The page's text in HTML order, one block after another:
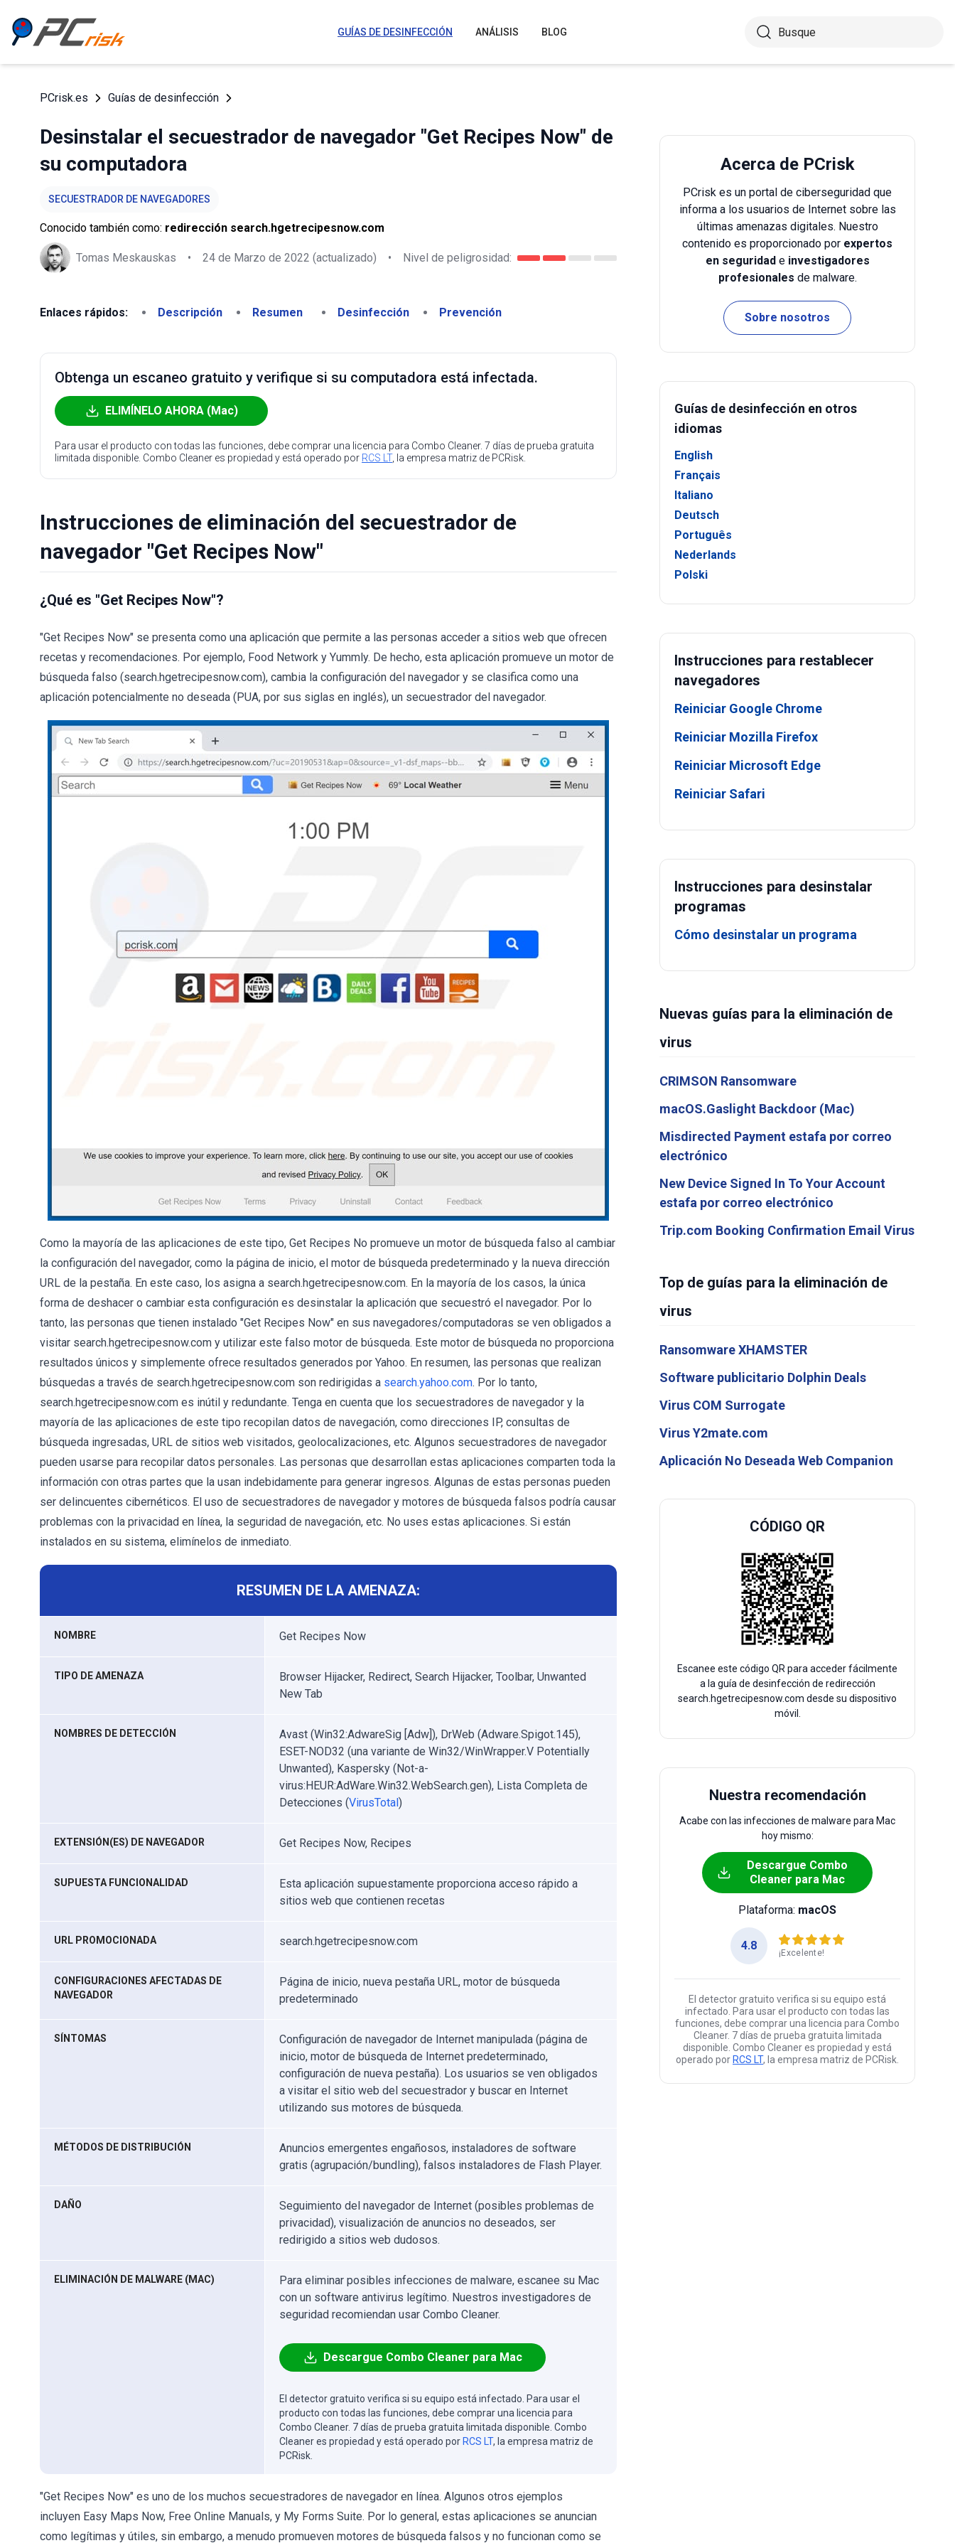
GUÍAS DE DESINFECCIÓN ANÁLISIS BLOG
PCrisk.es Guías de desinfección
Desinstalar el secuestrador de navegador "Get Recipes Now" de
su computadora
SECUESTRADOR DE NAVEGADORES
Conocido también como: redirección search.hgetrecipesnow.com
Tomas Meskauskas • 24 de Marzo de 2022 (actualizado) • Nivel de peligrosidad:
Enlaces rápidos: Descripción Resumen Desinfección Prevención
Obtenga un escaneo gratuito y verifique si su computadora está infectada.
ELIMÍNELO AHORA (Mac)
Para usar el producto con todas las funciones, debe comprar una licencia para Combo Cleaner. 7 días de prueba gratuita
limitada disponible. Combo Cleaner es propiedad y está operado por RCS LT, la empresa matriz de PCRisk.
Instrucciones de eliminación del secuestrador de
navegador "Get Recipes Now"
¿Qué es "Get Recipes Now"?
"Get Recipes Now" se presenta como una aplicación que permite a las personas acceder a sitios web que ofrecen
recetas y recomendaciones. Por ejemplo, Food Network y Yummly. De hecho, esta aplicación promueve un motor de
búsqueda falso (search.hgetrecipesnow.com), cambia la configuración del navegador y se clasifica como una
aplicación potencialmente no deseada (PUA, por sus siglas en inglés), un secuestrador del navegador.
Como la mayoría de las aplicaciones de este tipo, Get Recipes No promueve un motor de búsqueda falso al cambiar
la configuración del navegador, como la página de inicio, el motor de búsqueda predeterminado y la nueva dirección
URL de la pestaña. En este caso, los asigna a search.hgetrecipesnow.com. En la mayoría de los casos, la única
forma de deshacer o cambiar esta configuración es desinstalar la aplicación que secuestró el navegador. Por lo
tanto, las personas que tienen instalado "Get Recipes Now" en sus navegadores/computadoras se ven obligados a
visitar search.hgetrecipesnow.com y utilizar este falso motor de búsqueda. Este motor de búsqueda no proporciona
resultados únicos y simplemente ofrece resultados generados por Yahoo. En resumen, las personas que realizan
búsquedas a través de search.hgetrecipesnow.com son redirigidas a search.yahoo.com. Por lo tanto,
search.hgetrecipesnow.com es inútil y redundante. Tenga en cuenta que los secuestradores de navegador y la
mayoría de las aplicaciones de este tipo recopilan datos de navegación, como direcciones IP, consultas de
búsqueda ingresadas, URL de sitios web visitados, geolocalizaciones, etc. Algunos secuestradores de navegador
pueden usarse para recopilar datos personales. Las personas que desarrollan estas aplicaciones comparten toda la
información con otras partes que la usan indebidamente para generar ingresos. Algunas de estas personas pueden
ser delincuentes cibernéticos. El uso de secuestradores de navegador y motores de búsqueda falsos podría causar
problemas con la privacidad en línea, la seguridad de navegación, etc. No uses estas aplicaciones. Si están
instalados en su sistema, elimínelos de inmediato.
RESUMEN DE LA AMENAZA:
NOMBRE Get Recipes Now
TIPO DE AMENAZA
Browser Hijacker, Redirect, Search Hijacker, Toolbar, Unwanted
New Tab
NOMBRES DE DETECCIÓN
Avast (Win32:AdwareSig [Adw]), DrWeb (Adware.Spigot.145),
ESET-NOD32 (una variante de Win32/WinWrapper.V Potentially
Unwanted), Kaspersky (Not-a-
virus:HEUR:AdWare.Win32.WebSearch.gen), Lista Completa de
Detecciones (VirusTotal)
EXTENSIÓN(ES) DE NAVEGADOR Get Recipes Now, Recipes
SUPUESTA FUNCIONALIDAD
Esta aplicación supuestamente proporciona acceso rápido a
sitios web que contienen recetas
URL PROMOCIONADA search.hgetrecipesnow.com
CONFIGURACIONES AFECTADAS DE
NAVEGADOR
Página de inicio, nueva pestaña URL, motor de búsqueda
predeterminado
SÍNTOMAS
Configuración de navegador de Internet manipulada (página de
inicio, motor de búsqueda de Internet predeterminado,
configuración de nueva pestaña). Los usuarios se ven obligados
a visitar el sitio web del secuestrador y buscar en Internet
utilizando sus motores de búsqueda.
MÉTODOS DE DISTRIBUCIÓN
Anuncios emergentes engañosos, instaladores de software
gratis (agrupación/bundling), falsos instaladores de Flash Player.
DAÑO
Seguimiento del navegador de Internet (posibles problemas de
privacidad), visualización de anuncios no deseados, ser
redirigido a sitios web dudosos.
ELIMINACIÓN DE MALWARE (MAC)
Para eliminar posibles infecciones de malware, escanee su Mac
con un software antivirus legítimo. Nuestros investigadores de
seguridad recomiendan usar Combo Cleaner.
Descargue Combo Cleaner para Mac
El detector gratuito verifica si su equipo está infectado. Para usar el
producto con todas las funciones, debe comprar una licencia para
Combo Cleaner. 7 días de prueba gratuita limitada disponible. Combo
Cleaner es propiedad y está operado por RCS LT, la empresa matriz de
PCRisk.
"Get Recipes Now" es uno de los muchos secuestradores de navegador en línea. Algunos otros ejemplos
incluyen Easy Maps Now, Free Online Manuals, y My Forms Suite. Por lo general, estas aplicaciones se anuncian
como legítimas y útiles, sin embargo, a menudo promueven motores de búsqueda falsos y no funcionan como se
Acerca de PCrisk
PCrisk es un portal de ciberseguridad que
informa a los usuarios de Internet sobre las
últimas amenazas digitales. Nuestro
contenido es proporcionado por expertos
en seguridade investigadores
profesionales de malware.
Sobre nosotros
Guías de desinfección en otros
idiomas
English
Français
Italiano
Deutsch
Português
Nederlands
Polski
Instrucciones para restablecer
navegadores
Reiniciar Google Chrome
Reiniciar Mozilla Firefox
Reiniciar Microsoft Edge
Reiniciar Safari
Instrucciones para desinstalar
programas
Cómo desinstalar un programa
Nuevas guías para la eliminación de
virus
CRIMSON Ransomware
macOS.Gaslight Backdoor (Mac)
Misdirected Payment estafa por correo
electrónico
New Device Signed In To Your Account
estafa por correo electrónico
Trip.com Booking Confirmation Email Virus
Top de guías para la eliminación de
virus
Ransomware XHAMSTER
Software publicitario Dolphin Deals
Virus COM Surrogate
Virus Y2mate.com
Aplicación No Deseada Web Companion
CÓDIGO QR
Escanee este código QR para acceder fácilmente
a la guía de desinfección de redirección
search.hgetrecipesnow.com desde su dispositivo
móvil.
Nuestra recomendación
Acabe con las infecciones de malware para Mac
hoy mismo:
Descargue Combo
Cleaner para Mac
Plataforma: macOS
4.8
¡Excelente!
El detector gratuito verifica si su equipo está
infectado. Para usar el producto con todas las
funciones, debe comprar una licencia para Combo
Cleaner. 7 días de prueba gratuita limitada
disponible. Combo Cleaner es propiedad y está
operado por RCS LT, la empresa matriz de PCRisk.